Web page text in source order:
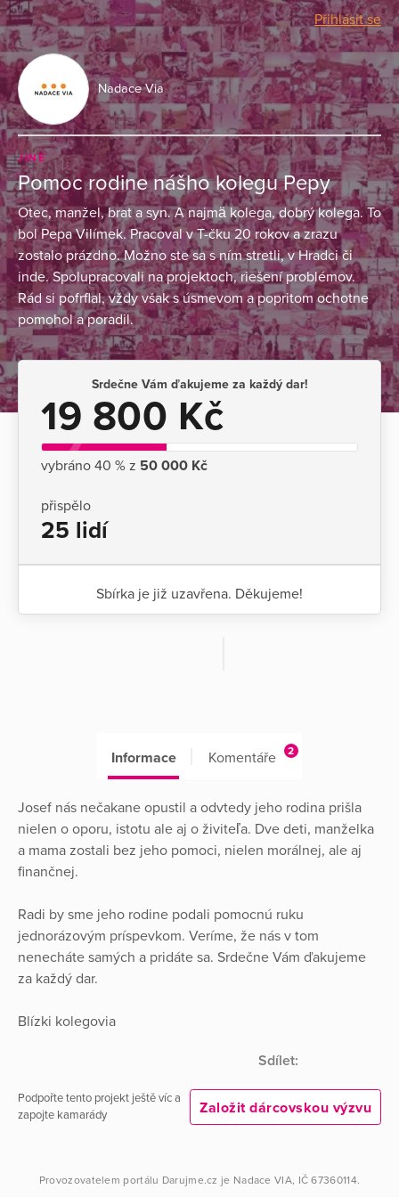
Přihlásit se
Nadace Via
JINÉ
Pomoc rodine nášho kolegu Pepy
Otec, manžel, brat a syn. A najmä kolega, dobrý kolega. To
bol Pepa Vilímek. Pracoval v T-čku 20 rokov a zrazu
zostalo prázdno. Možno ste sa s ním stretli, v Hradci či
inde. Spolupracovali na projektoch, riešení problémov.
Rád si pofrflal, vždy však s úsmevom a popritom ochotne
pomohol a poradil.
Srdečne Vám ďakujeme za každý dar!
19 800 Kč
vybráno 40 % z 50 000 Kč
přispělo
25 lidí
Sbírka je již uzavřena. Děkujeme!
Informace Komentáře 2
Josef nás nečakane opustil a odvtedy jeho rodina prišla
nielen o oporu, istotu ale aj o živiteľa. Dve deti, manželka
a mama zostali bez jeho pomoci, nielen morálnej, ale aj
finančnej.
Radi by sme jeho rodine podali pomocnú ruku
jednorázovým príspevkom. Veríme, že nás v tom
nenecháte samých a pridáte sa. Srdečne Vám ďakujeme
za každý dar.
Blízki kolegovia
Sdílet:
Podpořte tento projekt ještě víc a
zapojte kamarády
Založit dárcovskou výzvu
Provozovatelem portálu Darujme.cz je Nadace VIA, IČ 67360114.